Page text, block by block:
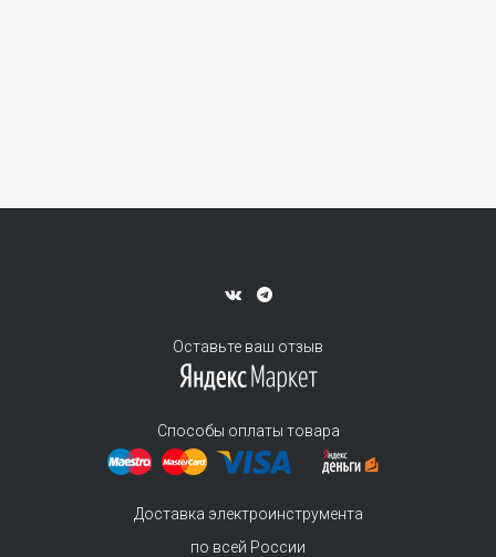
Оставьте ваш отзыв
Способы оплаты товара
Доставка электроинструмента
по всей России